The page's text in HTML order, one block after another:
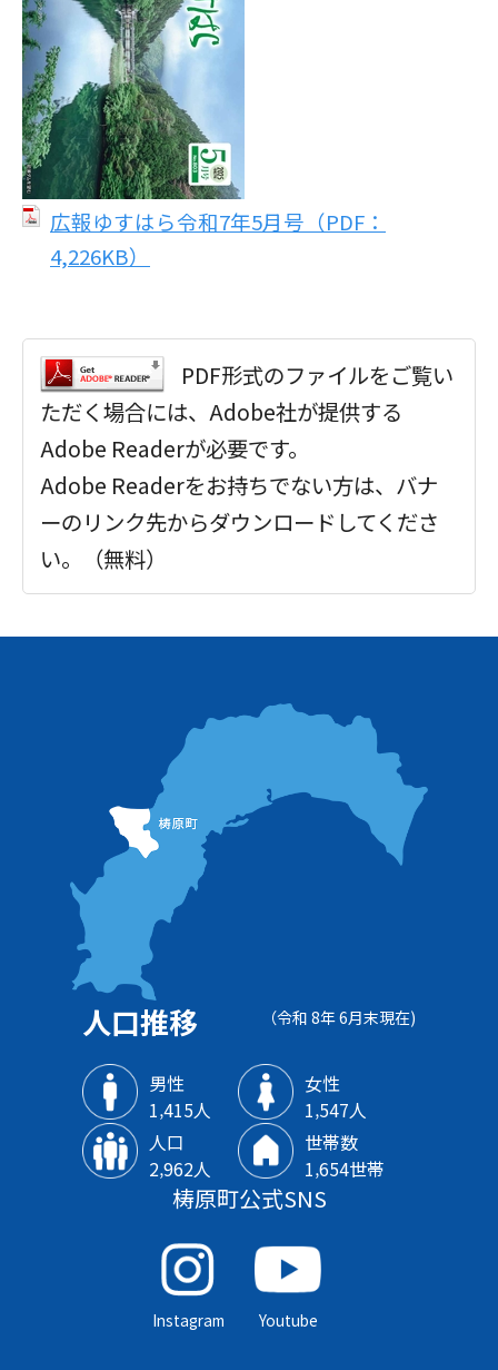
広報ゆすはら令和7年5月号（PDF：
4,226KB）
PDF形式のファイルをご覧い
ただく場合には、Adobe社が提供する
Adobe Readerが必要です。
Adobe Readerをお持ちでない方は、バナ
ーのリンク先からダウンロードしてくださ
い。（無料）
人口推移 （令和 8年 6月末現在)
男性
1‚415人
女性
1‚547人
人口
2‚962人
世帯数
1‚654世帯
梼原町公式SNS
Instagram Youtube